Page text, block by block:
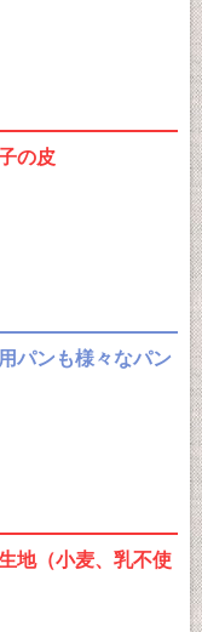
の皮
パンも様々なパン
地（小麦、乳不使